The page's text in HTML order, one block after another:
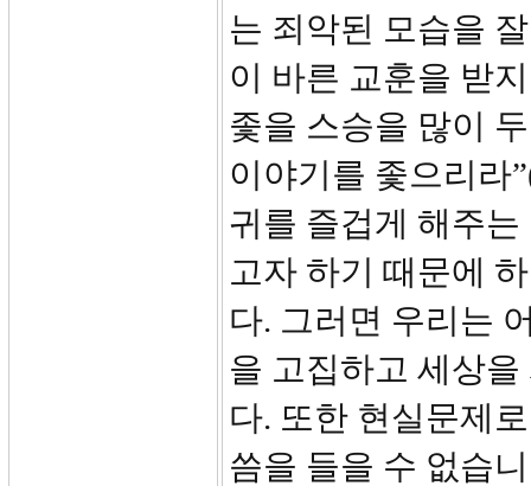
는 죄악된 모습을
이 바른 교훈을 받
좇을 스승을 많이
이야기를 좇으리라
귀를 즐겁게 해주
고자 하기 때문에
다. 그러면 우리는
을 고집하고 세상
다. 또한 현실문제
씀을 들을 수 없습